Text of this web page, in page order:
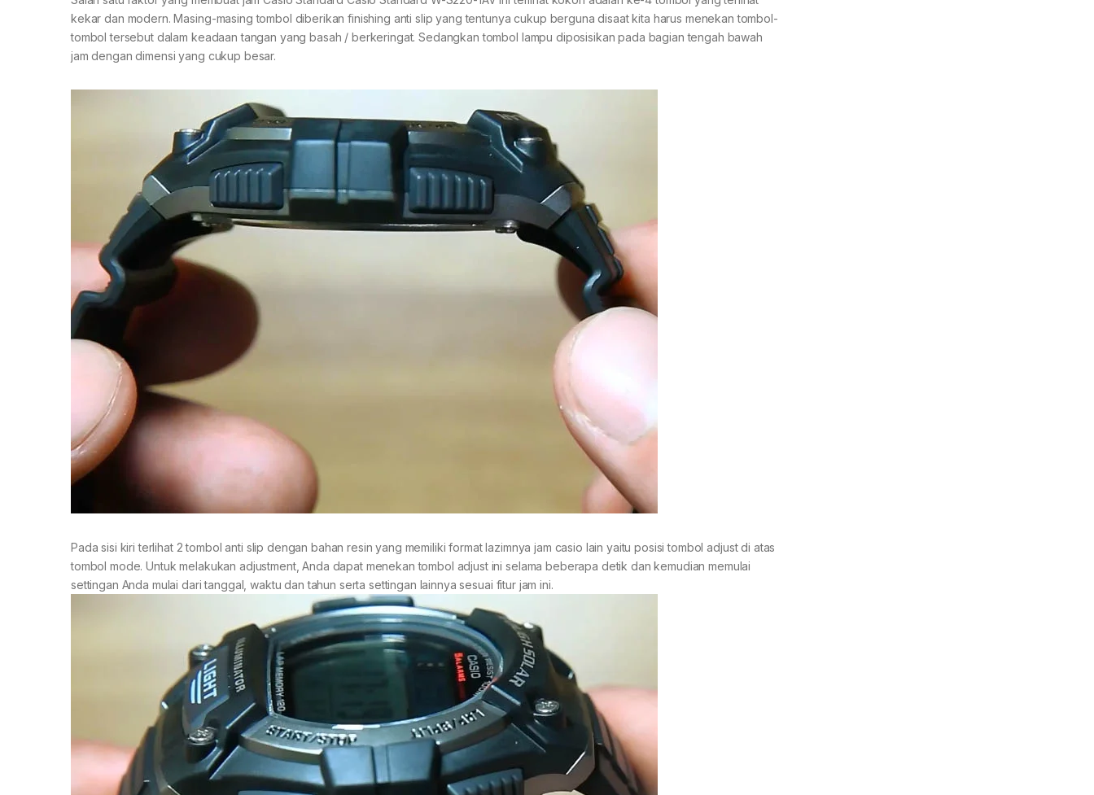
kekar dan modern. Masing-masing tombol diberikan finishing anti slip yang tentunya cukup berguna disaat kita harus menekan tombol-
tombol tersebut dalam keadaan tangan yang basah / berkeringat. Sedangkan tombol lampu diposisikan pada bagian tengah bawah
jam dengan dimensi yang cukup besar.
Pada sisi kiri terlihat 2 tombol anti slip dengan bahan resin yang memiliki format lazimnya jam casio lain yaitu posisi tombol adjust di atas
tombol mode. Untuk melakukan adjustment, Anda dapat menekan tombol adjust ini selama beberapa detik dan kemudian memulai
settingan Anda mulai dari tanggal, waktu dan tahun serta settingan lainnya sesuai fitur jam ini.